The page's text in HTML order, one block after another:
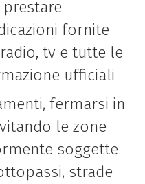
fornite
tv e tutte le
ufficiali
fermarsi in
le zone
soggette
strade